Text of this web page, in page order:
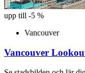
upp till -5 %
Vancouver
Vancouver